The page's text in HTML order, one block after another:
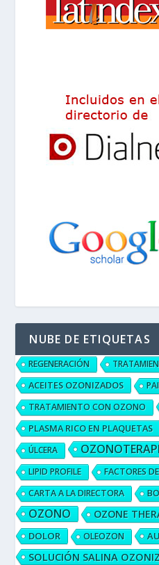
NUBE DE ETIQUETAS
REGENERACIÓN
ACEITES OZONIZADOS
TRATAMIENTO CON OZONO
PLASMA RICO EN PLAQUETAS
ÚLCERA
LIPID PROFILE
FACTORES
CARTA A LA DIRECTORA
OZONO OZONE
DOLOR OLEOZON
SOLUCIÓN SALINA